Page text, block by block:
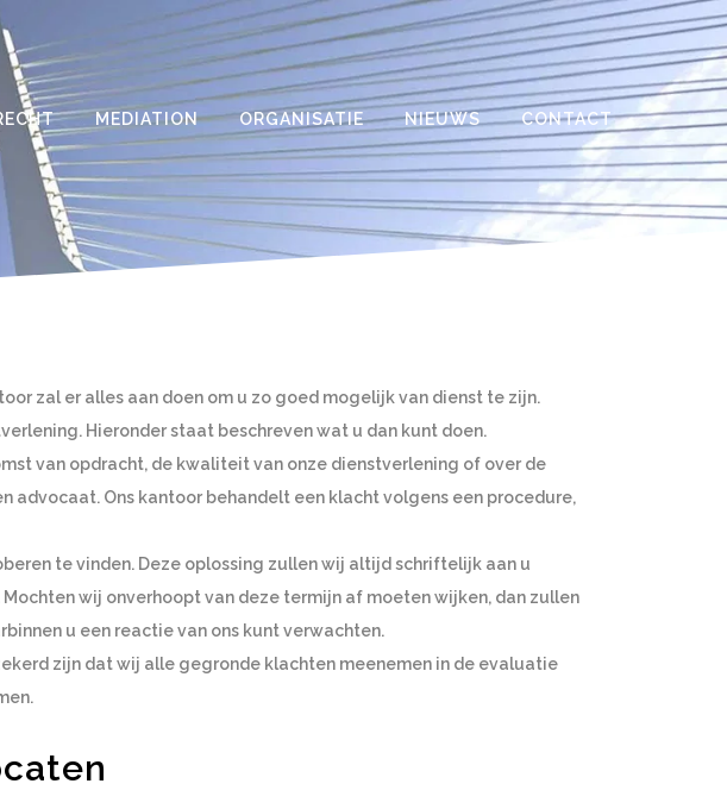
MEDIATION ORGANISATIE NIEUWS CONTACT
zal er alles aan doen om u zo goed mogelijk van dienst te zijn.
Hieronder staat beschreven wat u dan kunt doen.
van opdracht, de kwaliteit van onze dienstverlening of over de
Ons kantoor behandelt een klacht volgens een procedure,
te vinden. Deze oplossing zullen wij altijd schriftelijk aan u
wij onverhoopt van deze termijn af moeten wijken, dan zullen
u een reactie van ons kunt verwachten.
zijn dat wij alle gegronde klachten meenemen in de evaluatie